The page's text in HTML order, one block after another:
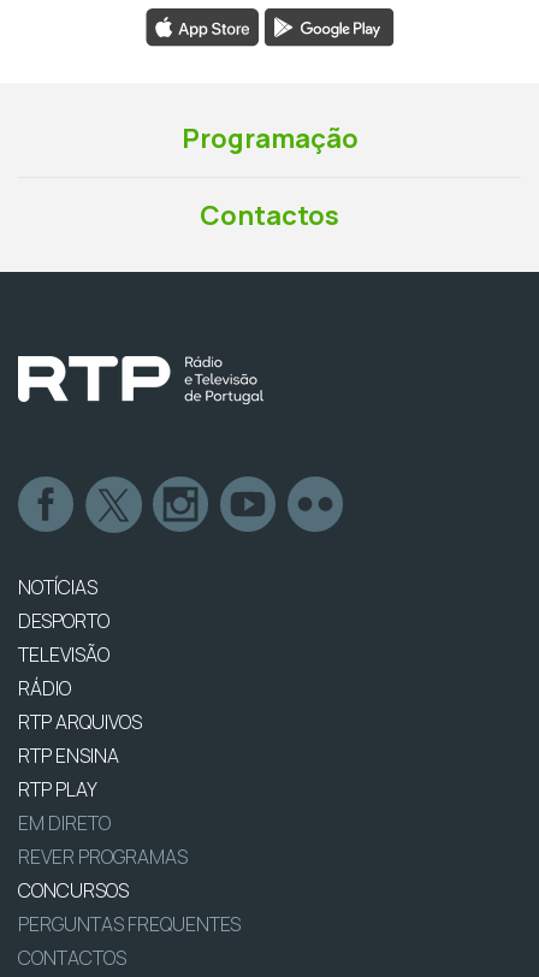
Programação
Contactos
NOTÍCIAS
DESPORTO
TELEVISÃO
RÁDIO
RTP ARQUIVOS
RTP ENSINA
RTP PLAY
EM DIRETO
REVER PROGRAMAS
CONCURSOS
PERGUNTAS FREQUENTES
CONTACTOS